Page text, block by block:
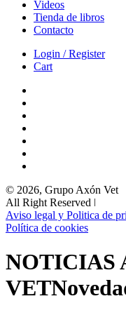
Videos
Tienda de libros
Contacto
Login / Register
Cart
© 2026, Grupo Axón Vet
All Right Reserved ǀ
Aviso legal y Politica de
Política de cookies
NOTICIAS
VET